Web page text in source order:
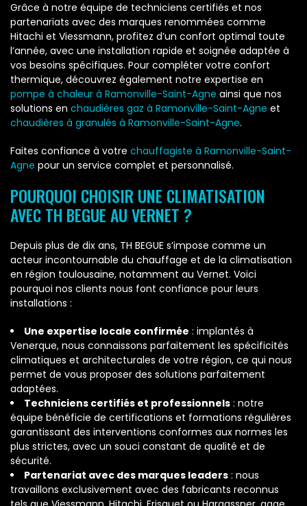
Grâce à notre équipe de techniciens certifiés et nos
partenariats avec des marques renommées comme
Hitachi et Viessmann, profitez d’un confort optimal toute
l’année, avec une installation rapide et soignée adaptée à
vos besoins spécifiques. Pour compléter votre confort
thermique, découvrez également notre expertise en
pompe à chaleur à Ramonville-Saint-Agne ainsi que nos
solutions en chaudières gaz à Ramonville-Saint-Agne et
chaudières à granulés à Ramonville-Saint-Agne.
Faites confiance à votre chauffagiste à Ramonville-Saint-
Agne pour un service complet et personnalisé.
POURQUOI CHOISIR UNE CLIMATISATION
AVEC TH BEGUE AU VERNET ?
Depuis plus de dix ans, TH BEGUE s’impose comme un
acteur incontournable du chauffage et de la climatisation
en région toulousaine, notamment au Vernet. Voici
pourquoi nos clients nous font confiance pour leurs
installations :
Une expertise locale confirmée : implantés à
Venerque, nous connaissons parfaitement les spécificités
climatiques et architecturales de votre région, ce qui nous
permet de vous proposer des solutions parfaitement
adaptées.
Techniciens certifiés et professionnels : notre
équipe bénéficie de certifications et formations régulières
garantissant des interventions conformes aux normes les
plus strictes, avec un souci constant de qualité et de
sécurité.
Partenariat avec des marques leaders : nous
travaillons exclusivement avec des fabricants reconnus